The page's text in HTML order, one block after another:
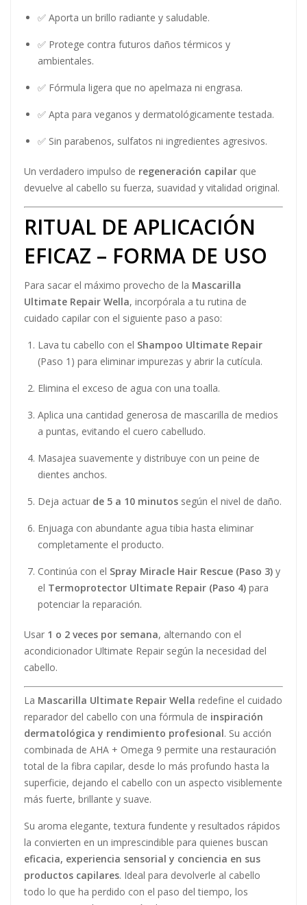
✅ Aporta un brillo radiante y saludable.
✅ Protege contra futuros daños térmicos y
ambientales.
✅ Fórmula ligera que no apelmaza ni engrasa.
✅ Apta para veganos y dermatológicamente testada.
✅ Sin parabenos, sulfatos ni ingredientes agresivos.
Un verdadero impulso de regeneración capilar que
devuelve al cabello su fuerza, suavidad y vitalidad original.
RITUAL DE APLICACIÓN
EFICAZ – FORMA DE USO
Para sacar el máximo provecho de la Mascarilla
Ultimate Repair Wella, incorpórala a tu rutina de
cuidado capilar con el siguiente paso a paso:
Lava tu cabello con el Shampoo Ultimate Repair
(Paso 1) para eliminar impurezas y abrir la cutícula.
Elimina el exceso de agua con una toalla.
Aplica una cantidad generosa de mascarilla de medios
a puntas, evitando el cuero cabelludo.
Masajea suavemente y distribuye con un peine de
dientes anchos.
Deja actuar de 5 a 10 minutos según el nivel de daño.
Enjuaga con abundante agua tibia hasta eliminar
completamente el producto.
Continúa con el Spray Miracle Hair Rescue (Paso 3) y
el Termoprotector Ultimate Repair (Paso 4) para
potenciar la reparación.
Usar 1 o 2 veces por semana, alternando con el
acondicionador Ultimate Repair según la necesidad del
cabello.
La Mascarilla Ultimate Repair Wella redefine el cuidado
reparador del cabello con una fórmula de inspiración
dermatológica y rendimiento profesional. Su acción
combinada de AHA + Omega 9 permite una restauración
total de la fibra capilar, desde lo más profundo hasta la
superficie, dejando el cabello con un aspecto visiblemente
más fuerte, brillante y suave.
Su aroma elegante, textura fundente y resultados rápidos
la convierten en un imprescindible para quienes buscan
eficacia, experiencia sensorial y conciencia en sus
productos capilares. Ideal para devolverle al cabello
todo lo que ha perdido con el paso del tiempo, los